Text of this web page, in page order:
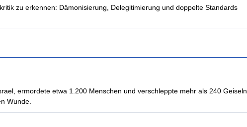
zu erkennen: Dämonisierung, Delegitimierung und doppelte Standards
ermordete etwa 1.200 Menschen und verschleppte mehr als 240 Geiseln.
Wunde.